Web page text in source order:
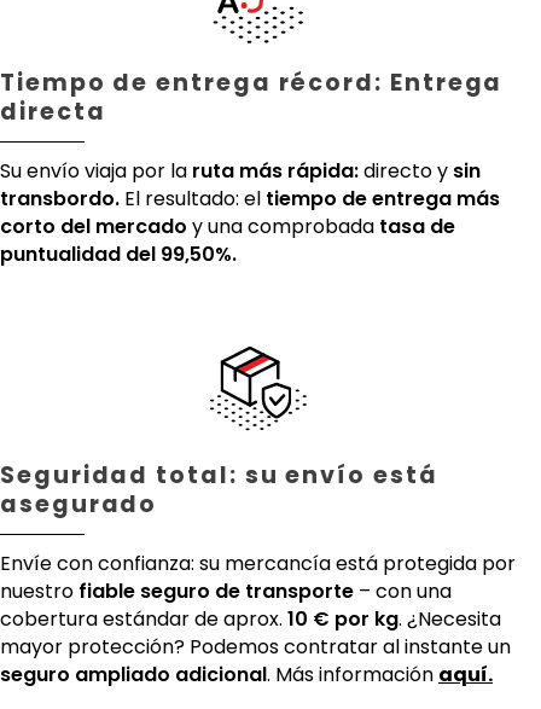
Tiempo de entrega récord: Entrega
directa
Su envío viaja por la ruta más rápida:directo y sin
transbordo. El resultado: el tiempo de entrega más
corto del mercado y una comprobada tasa de
puntualidad del 99,50%.
Seguridad total: su envío está
asegurado
Envíe con confianza: su mercancía está protegida por
nuestro fiable seguro de transporte – con una
cobertura estándar de aprox. 10 € por kg. ¿Necesita
mayor protección? Podemos contratar al instante un
seguro ampliado adicional. Más información aquí.